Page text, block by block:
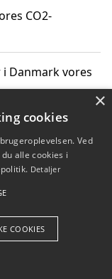
CO2-
Danmark vores
påvirker vores
×
cookies
Ved
alle cookies i
Detaljer
COOKIES